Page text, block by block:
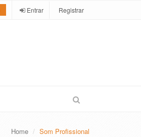
Entrar Registrar
Home Som Profissional